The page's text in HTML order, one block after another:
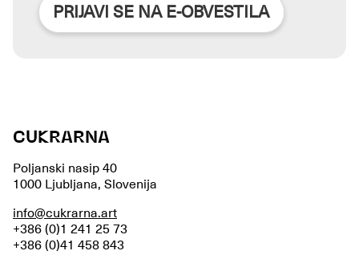
PRIJAVI SE NA E-OBVESTILA
CUKRARNA
Poljanski nasip 40
1000 Ljubljana, Slovenija
info@cukrarna.art
+386 (0)1 241 25 73
+386 (0)41 458 843